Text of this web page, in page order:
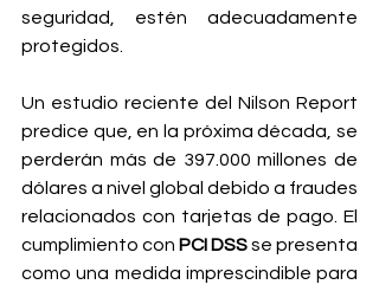
seguridad, estén adecuadamente
protegidos.
Un estudio reciente del Nilson Report
predice que, en la próxima década, se
perderán más de 397.000 millones de
dólares a nivel global debido a fraudes
relacionados con tarjetas de pago. El
cumplimiento con PCI DSS se presenta
como una medida imprescindible para